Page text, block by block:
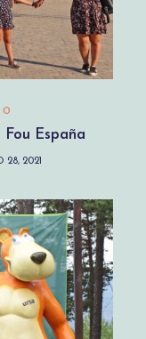
España
28, 2021